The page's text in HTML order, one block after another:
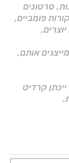
סרטונים
פומביים,
יוצרים,
אותם,
קרדיט